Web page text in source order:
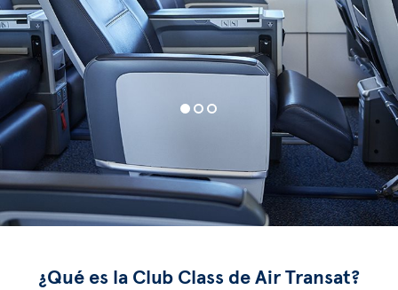
¿Qué es la Club Class de Air Transat?